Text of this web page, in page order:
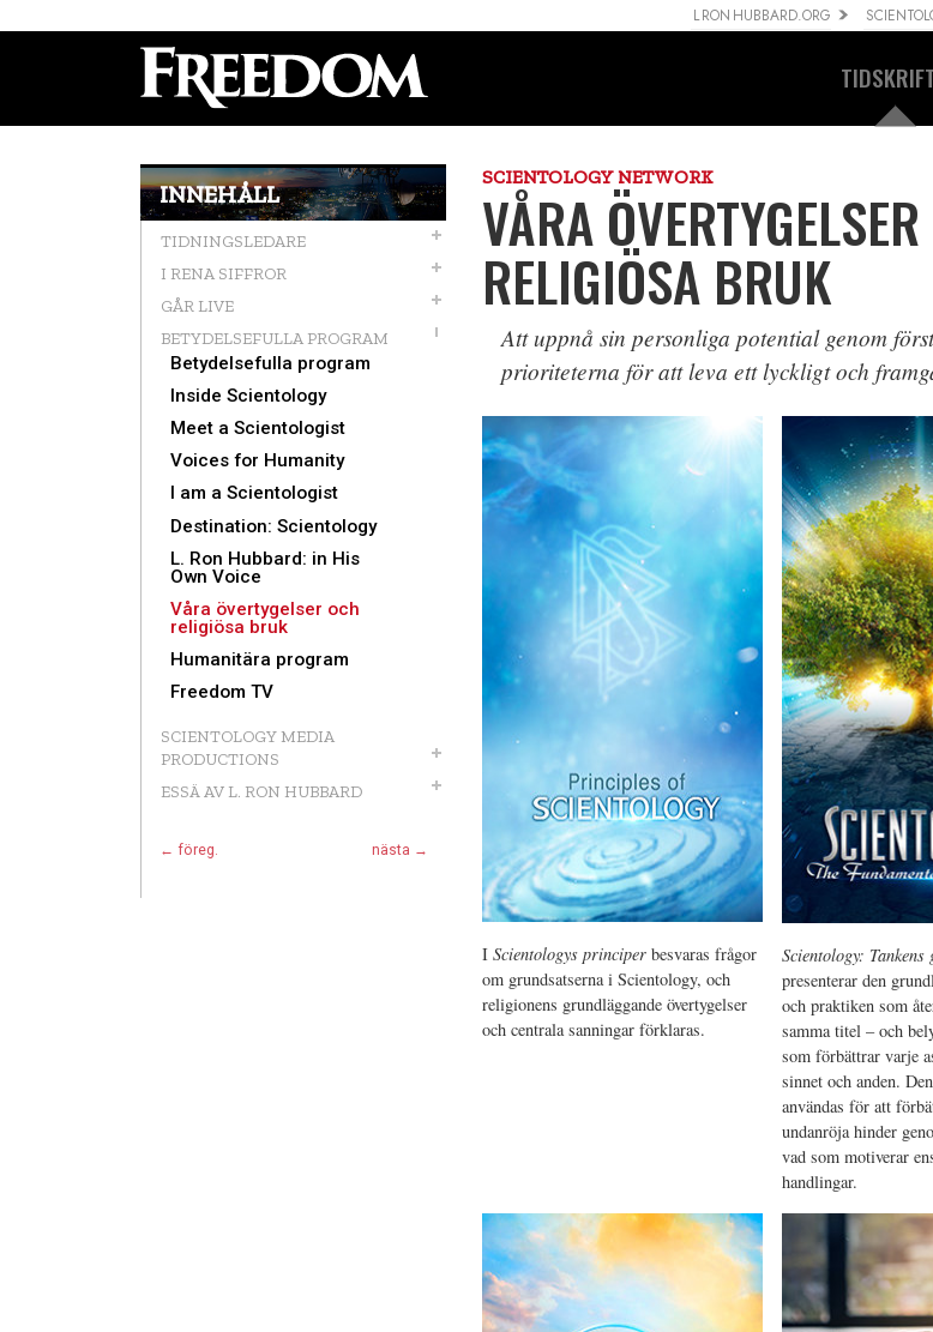
L RON HUBBARD.ORG
INNEHÅLL
TIDNINGSLEDARE
I RENA SIFFROR
GÅR LIVE
BETYDELSEFULLA PROGRAM
Betydelsefulla program
Inside Scientology
Meet a Scientologist
Voices for Humanity
I am a Scientologist
Destination: Scientology
L. Ron Hubbard: in His
Own Voice
Våra övertygelser och
religiösa bruk
Humanitära program
Freedom TV
SCIENTOLOGY MEDIA
PRODUCTIONS
ESSÄ AV L. RON HUBBARD
← föreg. nästa →
SCIENTOLOGY NETWORK
VÅRA
RELIGIÖSA BRUK
Att uppnå sin personliga potential genom
prioriteterna för att leva ett lyckligt och
I Scientologys principer besvaras frågor
om grundsatserna i Scientology, och
religionens grundläggande övertygelser
och centrala sanningar förklaras.
Scientology: Tankens
presenterar den
och praktiken som
samma titel – och
som förbättrar varje
sinnet och anden.
användas för att
undanröja hinder
vad som motiverar
handlingar.